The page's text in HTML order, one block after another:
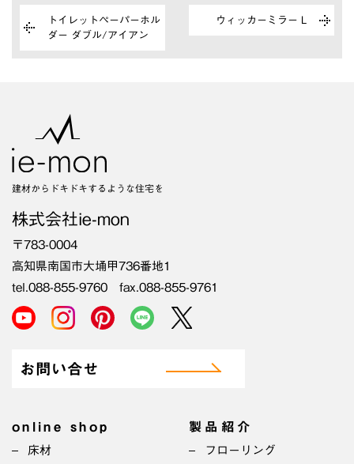
トイレットペーパーホル
ダー ダブル/アイアン
ウィッカーミラー L
建材からドキドキするような住宅を
株式会社ie-mon
〒783-0004
高知県南国市大埇甲736番地1
tel.088-855-9760 fax.088-855-9761
お問い合せ
online shop
床材
製品紹介
フローリング